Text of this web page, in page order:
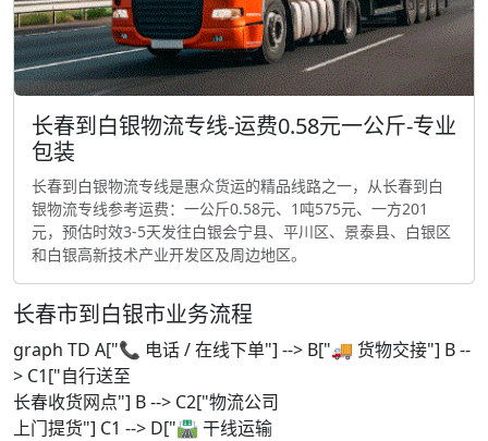
长春到白银物流专线-运费0.58元一公斤-专业
包装
长春到白银物流专线是惠众货运的精品线路之一，从长春到白
银物流专线参考运费：一公斤0.58元、1吨575元、一方201
元，预估时效3-5天发往白银会宁县、平川区、景泰县、白银区
和白银高新技术产业开发区及周边地区。
长春市到白银市业务流程
graph TD A["📞 电话 / 在线下单"] --> B["🚚 货物交接"] B --
> C1["自行送至
长春收货网点"] B --> C2["物流公司
上门提货"] C1 --> D["🛣️ 干线运输